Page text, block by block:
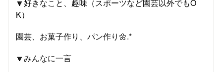
🔽好きなこと、趣味（スポーツなど園芸以外でもO
K）
園芸、お菓子作り、パン作り🌼.*
🔽みんなに一言